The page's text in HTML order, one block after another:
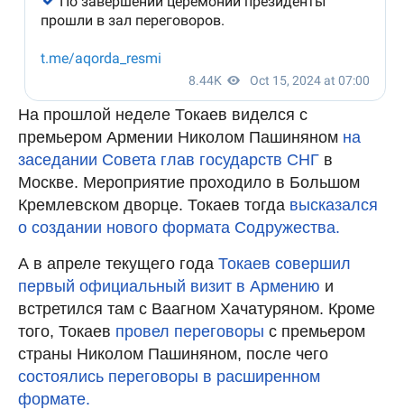
На прошлой неделе Токаев виделся с
премьером Армении Николом Пашиняном на
заседании Совета глав государств СНГ в
Москве. Мероприятие проходило в Большом
Кремлевском дворце. Токаев тогда высказался
о создании нового формата Содружества.
А в апреле текущего года Токаев совершил
первый официальный визит в Армению и
встретился там с Ваагном Хачатуряном. Кроме
того, Токаев провел переговоры с премьером
страны Николом Пашиняном, после чего
состоялись переговоры в расширенном
формате.